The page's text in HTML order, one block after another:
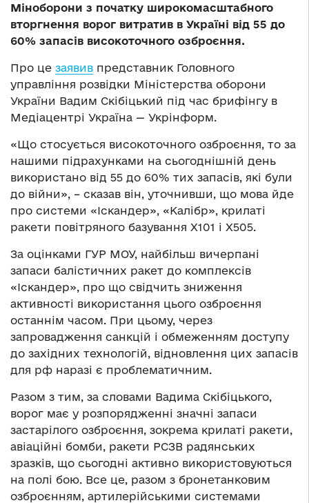
Міноборони з початку широкомасштабного
вторгнення ворог витратив в Україні від 55 до
60% запасів високоточного озброєння.
Про це заявив представник Головного
управління розвідки Міністерства оборони
України Вадим Скібіцький під час брифінгу в
Медіацентрі Україна — Укрінформ.
«Що стосується високоточного озброєння, то за
нашими підрахунками на сьогоднішній день
використано від 55 до 60% тих запасів, які були
до війни», – сказав він, уточнивши, що мова йде
про системи «Іскандер», «Калібр», крилаті
ракети повітряного базування Х101 і Х505.
За оцінками ГУР МОУ, найбільш вичерпані
запаси балістичних ракет до комплексів
«Іскандер», про що свідчить зниження
активності використання цього озброєння
останнім часом. При цьому, через
запровадження санкцій і обмеженням доступу
до західних технологій, відновлення цих запасів
для рф наразі є проблематичним.
Разом з тим, за словами Вадима Скібіцького,
ворог має у розпорядженні значні запаси
застарілого озброєння, зокрема крилаті ракети,
авіаційні бомби, ракети РСЗВ радянських
зразків, що сьогодні активно використовуються
на полі бою. Все це, разом з бронетанковим
озброєнням, артилерійськими системами